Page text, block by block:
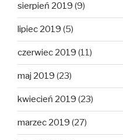
sierpień 2019 (9)
lipiec 2019 (5)
czerwiec 2019 (11)
maj 2019 (23)
kwiecień 2019 (23)
marzec 2019 (27)